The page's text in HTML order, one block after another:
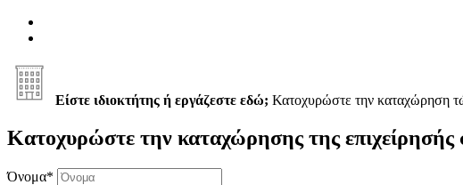
Είστε ιδιοκτήτης ή εργάζεστε εδώ; Κατοχυρώστε την καταχώρηση
Κατοχυρώστε την καταχώρησης της επιχείρησής
Όνομα*